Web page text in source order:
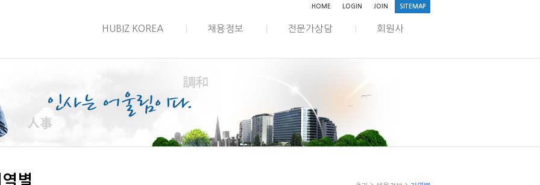
HOME LOGIN JOIN SITEMAP
HUBIZ KOREA 채용정보 전문가상담 회원사
별